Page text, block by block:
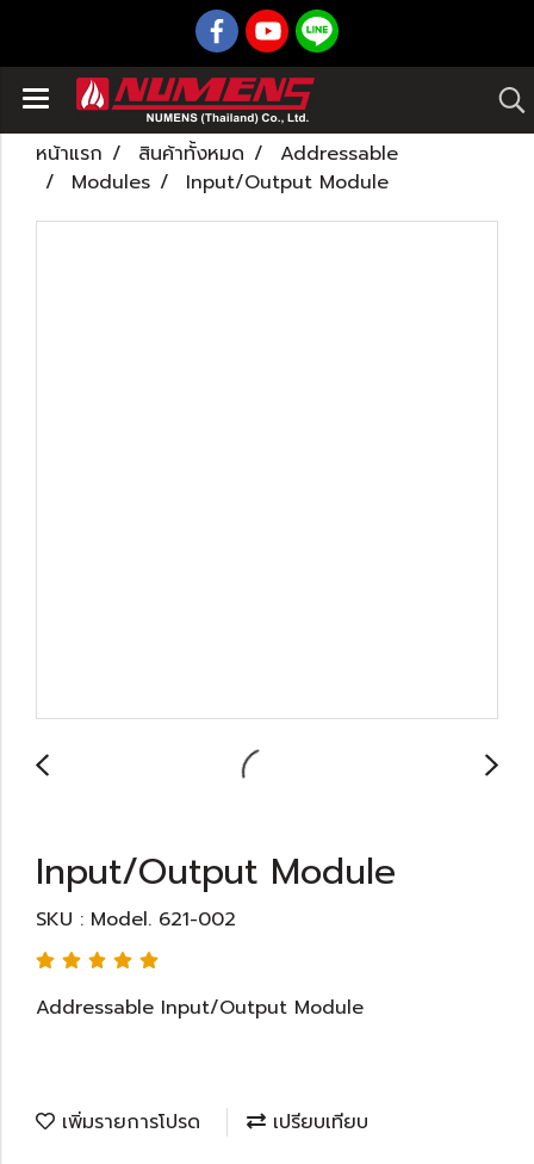
หน้าแรก สินค้าทั้งหมด
Addressable
Modules
Input/Output Module
Input/Output Module
SKU : Model. 621-002
Addressable Input/Output Module
เพิ่มรายการโปรด
เปรียบเทียบ